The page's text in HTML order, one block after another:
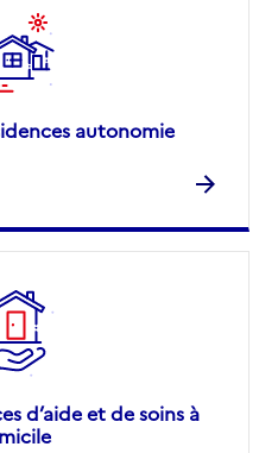
autonomie
d’aide et de soins à